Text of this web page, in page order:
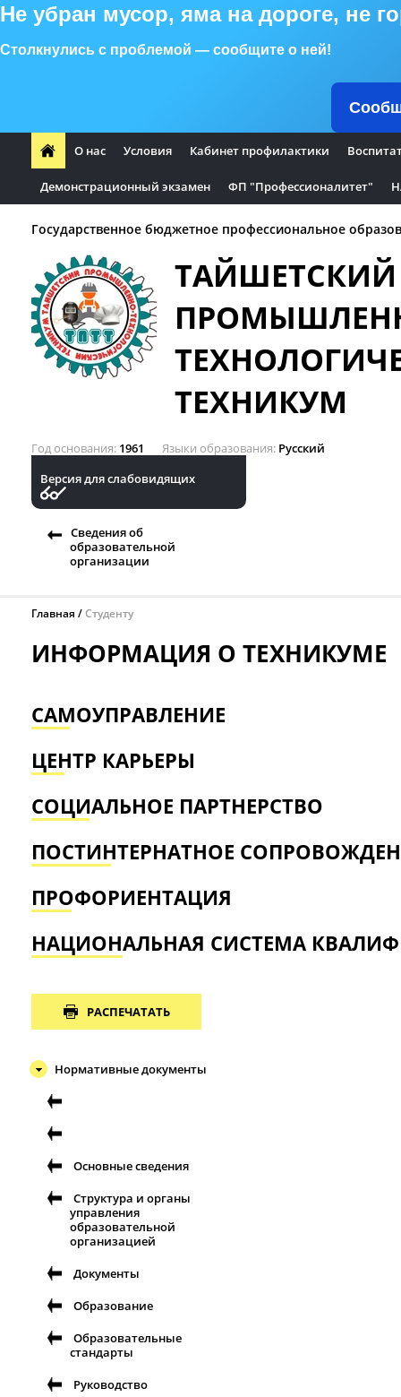
Не убран мусор, яма на дороге, не
Столкнулись с проблемой — сообщите о ней!
О нас Условия Кабинет профилактики
Демонстрационный экзамен ФП "Профессионалитет"
Государственное бюджетное профессиональное
ТАЙШЕТСКИЙ
ТЕХНИКУМ
Год основания 1961 Языки образования Русский
Версия для слабовидящих
Сведения об
образовательной
организации
Главная Студенту
ИНФОРМАЦИЯ О ТЕХНИКУМЕ
САМОУПРАВЛЕНИЕ
ЦЕНТР КАРЬЕРЫ
СОЦИАЛЬНОЕ ПАРТНЕРСТВО
ПОСТИНТЕРНАТНОЕ
ПРОФОРИЕНТАЦИЯ
НАЦИОНАЛЬНАЯ СИСТЕМА
РАСПЕЧАТАТЬ
Нормативные документы
Основные сведения
Структура и органы
управления
образовательной
организацией
Документы
Образование
Образовательные
стандарты
Руководство